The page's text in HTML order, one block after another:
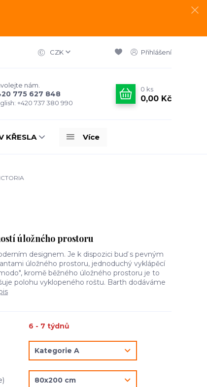
CZK Přihlášení
nám.
775 627 848
+420 737 380 990
0 ks
0,00 Kč
KŘESLA Více
úložného prostoru
designem. Je k dispozici buď s pevným
úložného prostoru, jednoduchý vyklápěcí
kromě běžného úložného prostoru je to
polohu vyklopeného roštu. Barth dodáváme
6 - 7 týdnů